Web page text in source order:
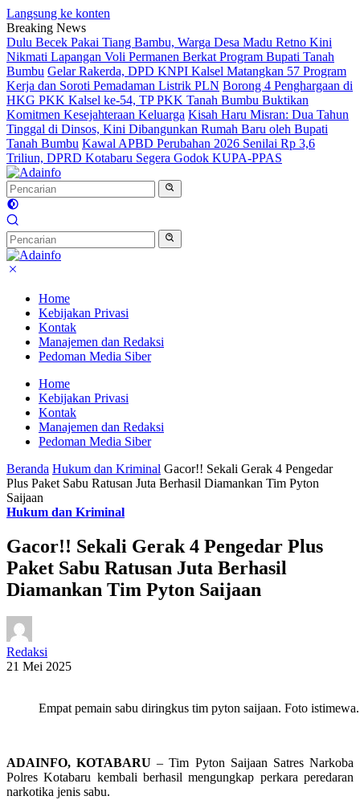
Langsung ke konten
Breaking News
Dulu Becek Pakai Tiang Bambu, Warga Desa Madu Retno Kini
Nikmati Lapangan Voli Permanen Berkat Program Bupati Tanah
Bumbu Gelar Rakerda, DPD KNPI Kalsel Matangkan 57 Program
Kerja dan Soroti Pemadaman Listrik PLN Borong 4 Penghargaan di
HKG PKK Kalsel ke-54, TP PKK Tanah Bumbu Buktikan
Komitmen Kesejahteraan Keluarga Kisah Haru Misran: Dua Tahun
Tinggal di Dinsos, Kini Dibangunkan Rumah Baru oleh Bupati
Tanah Bumbu Kawal APBD Perubahan 2026 Senilai Rp 3,6
Triliun, DPRD Kotabaru Segera Godok KUPA-PPAS
Home
Kebijakan Privasi
Kontak
Manajemen dan Redaksi
Pedoman Media Siber
Home
Kebijakan Privasi
Kontak
Manajemen dan Redaksi
Pedoman Media Siber
Beranda Hukum dan Kriminal Gacor!! Sekali Gerak 4 Pengedar
Plus Paket Sabu Ratusan Juta Berhasil Diamankan Tim Pyton
Saijaan
Hukum dan Kriminal
Gacor!! Sekali Gerak 4 Pengedar Plus
Paket Sabu Ratusan Juta Berhasil
Diamankan Tim Pyton Saijaan
Redaksi
21 Mei 2025
Empat pemain sabu diringkus tim pyton saijaan. Foto istimewa.
ADAINFO, KOTABARU – Tim Pyton Saijaan Satres Narkoba
Polres Kotabaru kembali berhasil mengungkap perkara peredaran
narkotika jenis sabu.